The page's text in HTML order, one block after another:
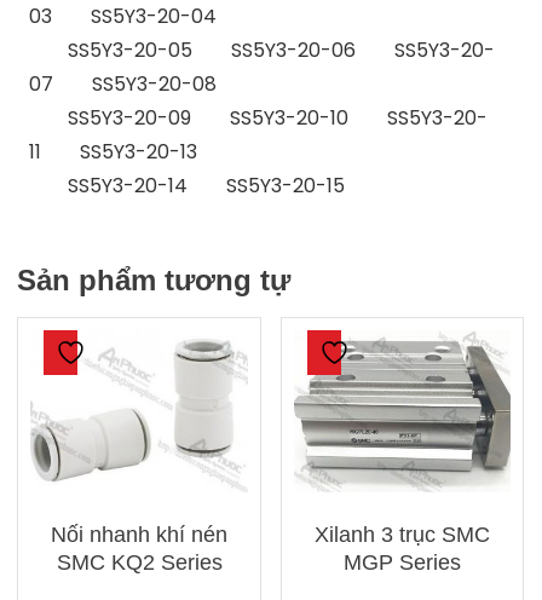
03 SS5Y3-20-04
SS5Y3-20-05 SS5Y3-20-06 SS5Y3-20-
07 SS5Y3-20-08
SS5Y3-20-09 SS5Y3-20-10 SS5Y3-20-
11 SS5Y3-20-13
SS5Y3-20-14 SS5Y3-20-15
Sản phẩm tương tự
Nối nhanh khí nén
SMC KQ2 Series
Xilanh 3 trục SMC
MGP Series